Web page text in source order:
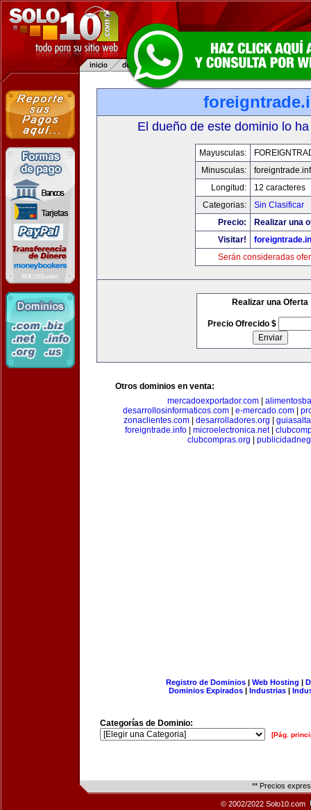
El dueño de este dominio lo
Mayusculas:
Minusculas:
Longitud:
12 caracteres
Categorias:
Sin Clasificar
Precio:
Realizar una
Visitar!
Serán consideradas
Realizar una Oferta
Precio Ofrecido $
Otros dominios en venta:
mercadoexportador.com|
desarrollosinformaticos.com| e-mercado.com|
zonaclientes.com| desarrolladores.org
foreigntrade.info
microelectronica.net|
clubcompras.org
Registro de Dominios| Web Hosting |
Dominios Expirados | Industrias |
Categorías de Dominio:
[Pág.
** Precios
© 2002/2022 Solo10.com